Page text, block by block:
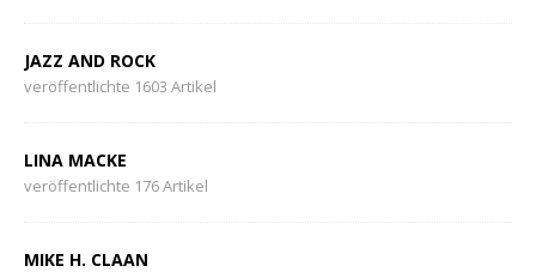
JAZZ AND ROCK
veröffentlichte 1603 Artikel
LINA MACKE
veröffentlichte 176 Artikel
MIKE H. CLAAN